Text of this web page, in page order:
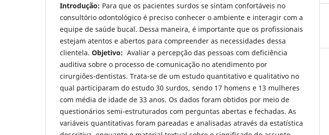
Introdução: Para que os pacientes surdos se sintam confortáveis no
consultório odontológico é preciso conhecer o ambiente e interagir com a
equipe de saúde bucal. Dessa maneira, é importante que os profissionais
estejam atentos e abertos para compreender as necessidades dessa
clientela. Objetivo: Avaliar a percepção das pessoas com deficiência
auditiva sobre o processo de comunicação no atendimento por
cirurgiões-dentistas. Trata-se de um estudo quantitativo e qualitativo no
qual participaram do estudo 30 surdos, sendo 17 homens e 13 mulheres
com média de idade de 33 anos. Os dados foram obtidos por meio de
questionários semi-estruturados com perguntas abertas e fechadas. As
variáveis quantitativas foram pareadas e analisadas através da estatística